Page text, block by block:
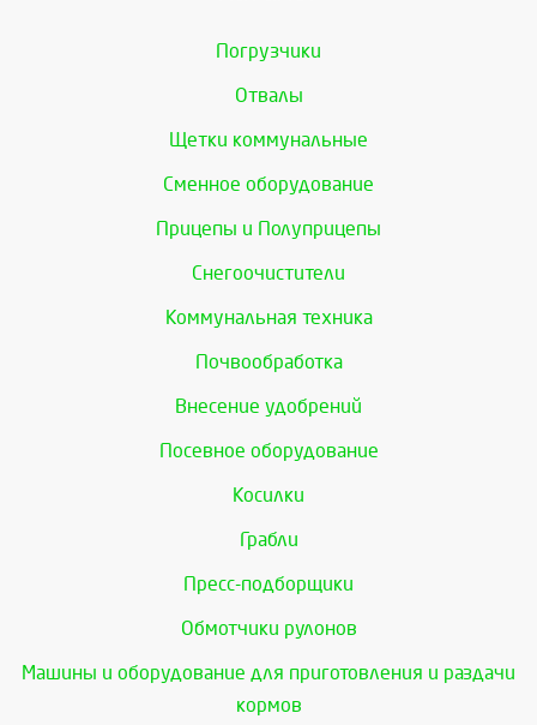
Погрузчики
Отвалы
Щетки коммунальные
Сменное оборудование
Прицепы и Полуприцепы
Снегоочистители
Коммунальная техника
Почвообработка
Внесение удобрений
Посевное оборудование
Косилки
Грабли
Пресс-подборщики
Обмотчики рулонов
Машины и оборудование для приготовления и раздачи
кормов